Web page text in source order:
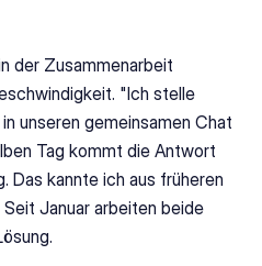
der Zusammenarbeit
"Ich stelle
unseren gemeinsamen Chat
Tag kommt die Antwort
Das kannte ich aus früheren
Januar arbeiten beide